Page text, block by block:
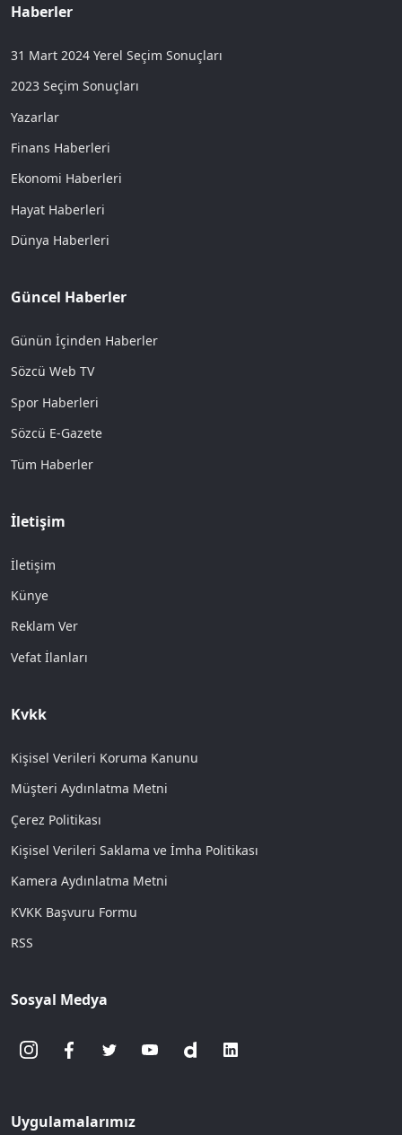
Haberler
31 Mart 2024 Yerel Seçim Sonuçları
2023 Seçim Sonuçları
Yazarlar
Finans Haberleri
Ekonomi Haberleri
Hayat Haberleri
Dünya Haberleri
Güncel Haberler
Günün İçinden Haberler
Sözcü Web TV
Spor Haberleri
Sözcü E-Gazete
Tüm Haberler
İletişim
İletişim
Künye
Reklam Ver
Vefat İlanları
Kvkk
Kişisel Verileri Koruma Kanunu
Müşteri Aydınlatma Metni
Çerez Politikası
Kişisel Verileri Saklama ve İmha Politikası
Kamera Aydınlatma Metni
KVKK Başvuru Formu
RSS
Sosyal Medya
Uygulamalarımız